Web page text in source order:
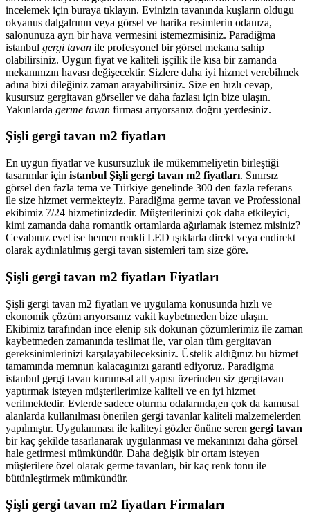
incelemek için buraya tıklayın. Evinizin tavanında kuşların oldugu
okyanus dalgalrının veya görsel ve harika resimlerin odanıza,
salonunuza ayrı bir hava vermesini istemezmisiniz. Paradiğma
istanbul gergi tavan ile profesyonel bir görsel mekana sahip
olabilirsiniz. Uygun fiyat ve kaliteli işçilik ile kısa bir zamanda
mekanınızın havası değişecektir. Sizlere daha iyi hizmet verebilmek
adına bizi dileğiniz zaman arayabilirsiniz. Size en hızlı cevap,
kusursuz gergitavan görseller ve daha fazlası için bize ulaşın.
Yakınlarda germe tavan firması arıyorsanız doğru yerdesiniz.
Şişli gergi tavan m2 fiyatları
En uygun fiyatlar ve kusursuzluk ile mükemmeliyetin birleştiği
tasarımlar için istanbul Şişli gergi tavan m2 fiyatları. Sınırsız
görsel den fazla tema ve Türkiye genelinde 300 den fazla referans
ile size hizmet vermekteyiz. Paradiğma germe tavan ve Professional
ekibimiz 7/24 hizmetinizdedir. Müşterilerinizi çok daha etkileyici,
kimi zamanda daha romantik ortamlarda ağırlamak istemez misiniz?
Cevabınız evet ise hemen renkli LED ışıklarla direkt veya endirekt
olarak aydınlatılmış gergi tavan sistemleri tam size göre.
Şişli gergi tavan m2 fiyatları Fiyatları
Şişli gergi tavan m2 fiyatları ve uygulama konusunda hızlı ve
ekonomik çözüm arıyorsanız vakit kaybetmeden bize ulaşın.
Ekibimiz tarafından ince elenip sık dokunan çözümlerimiz ile zaman
kaybetmeden zamanında teslimat ile, var olan tüm gergitavan
gereksinimlerinizi karşılayabileceksiniz. Üstelik aldığınız bu hizmet
tamamında memnun kalacagınızı garanti ediyoruz. Paradigma
istanbul gergi tavan kurumsal alt yapısı üzerinden siz gergitavan
yaptırmak isteyen müşterilerimize kaliteli ve en iyi hizmet
verilmektedir. Evlerde sadece oturma odalarında,en çok da kamusal
alanlarda kullanılması önerilen gergi tavanlar kaliteli malzemelerden
yapılmıştır. Uygulanması ile kaliteyi gözler önüne seren gergi tavan
bir kaç şekilde tasarlanarak uygulanması ve mekanınızı daha görsel
hale getirmesi mümkündür. Daha değişik bir ortam isteyen
müşterilere özel olarak germe tavanları, bir kaç renk tonu ile
bütünleştirmek mümkündür.
Şişli gergi tavan m2 fiyatları Firmaları